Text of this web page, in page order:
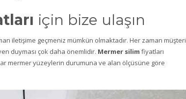
için bize ulaşın
iletişime geçmeniz mümkün olmaktadır. Her zaman müşteri
duyması çok daha önemlidir. Mermer silim fiyatları
mermer yüzeylerin durumuna ve alan ölçüsüne göre